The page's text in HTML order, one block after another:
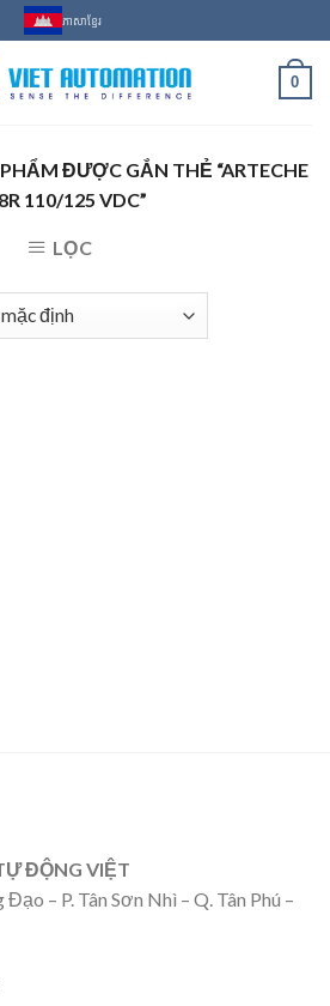
ភាសាខ្មែរ
0
ĐƯỢC GẮN THẺ “ARTECHE
110/125 VDC”
LỌC
ĐỘNG VIỆT
– P. Tân Sơn Nhì – Q. Tân Phú –